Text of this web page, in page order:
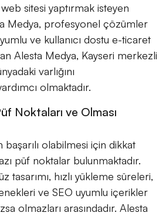
sitesi yaptırmak isteyen
Medya, profesyonel çözümler
ve kullanıcı dostu e-ticaret
Alesta Medya, Kayseri merkezli
varlığını
olmaktadır.
Noktaları ve Olması
olabilmesi için dikkat
püf noktalar bulunmaktadır.
tasarımı, hızlı yükleme süreleri,
ve SEO uyumlu içerikler
olmazları arasındadır. Alesta